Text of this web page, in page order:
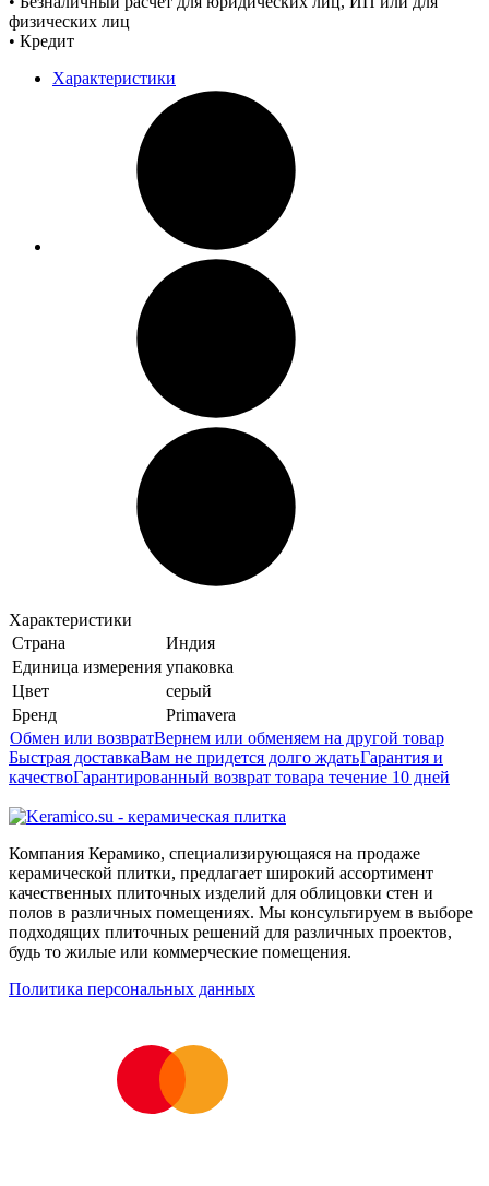
физических лиц
• Кредит
Характеристики
Характеристики
Страна
Индия
Единица измерения упаковка
Цвет
серый
Бренд
Primavera
Обмен или возвратВернем или обменяем на другой товар
Быстрая доставкаВам не придется долго ждатьГарантия и
качествоГарантированный возврат товара течение 10 дней
Компания Керамико, специализирующаяся на продаже
керамической плитки, предлагает широкий ассортимент
качественных плиточных изделий для облицовки стен и
полов в различных помещениях. Мы консультируем в выборе
подходящих плиточных решений для различных проектов,
будь то жилые или коммерческие помещения.
Политика персональных данных